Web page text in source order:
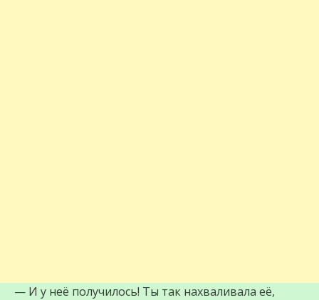
— И у неё получилось! Ты так нахваливала её,